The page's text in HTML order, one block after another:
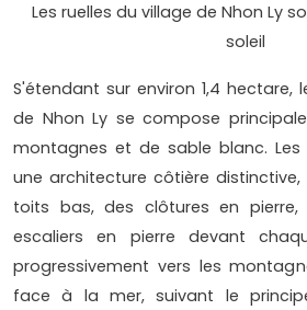
Les ruelles du village de Nhon Ly
soleil
S'étendant sur environ 1,4 hectare,
de Nhon Ly se compose
montagnes et de sable blanc.
une architecture côtière
toits bas, des clôtures en
escaliers en pierre devant
progressivement vers les
face à la mer, suivant le